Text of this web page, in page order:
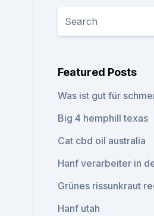
Featured Posts
Was ist gut für
Big 4 hemphill texas
Cat cbd oil australia
Hanf verarbeiter in
Grünes rissunkraut
Hanf utah